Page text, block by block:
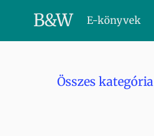
B&W E-könyvek
Összes kategória